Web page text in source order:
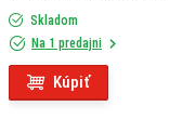
Skladom
Na 1 predajni
Kúpiť